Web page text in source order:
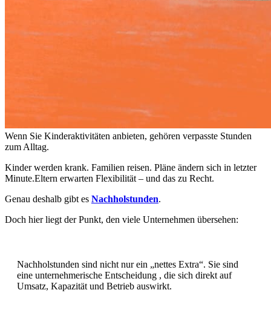
Wenn Sie Kinderaktivitäten anbieten, gehören verpasste Stunden
zum Alltag.
Kinder werden krank. Familien reisen. Pläne ändern sich in letzter
Minute.Eltern erwarten Flexibilität – und das zu Recht.
Genau deshalb gibt es Nachholstunden.
Doch hier liegt der Punkt, den viele Unternehmen übersehen:
Nachholstunden sind nicht nur ein „nettes Extra“. Sie sind
eine unternehmerische Entscheidung , die sich direkt auf
Umsatz, Kapazität und Betrieb auswirkt.